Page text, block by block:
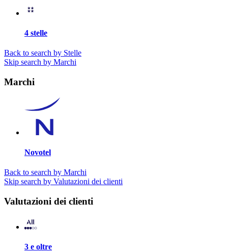
4 stelle
Back to search by Stelle
Skip search by Marchi
Marchi
Novotel
Back to search by Marchi
Skip search by Valutazioni dei clienti
Valutazioni dei clienti
3 e oltre